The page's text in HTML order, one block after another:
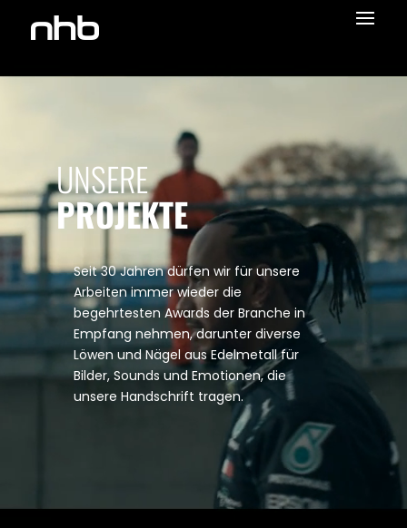
Player
UNSERE
PROJEKTE
Seit 30 Jahren dürfen wir für unsere
Arbeiten immer wieder die
begehrtesten Awards der Branche in
Empfang nehmen, darunter diverse
Löwen und Nägel aus Edelmetall für
Bilder, Sounds und Emotionen, die
unsere Handschrift tragen.